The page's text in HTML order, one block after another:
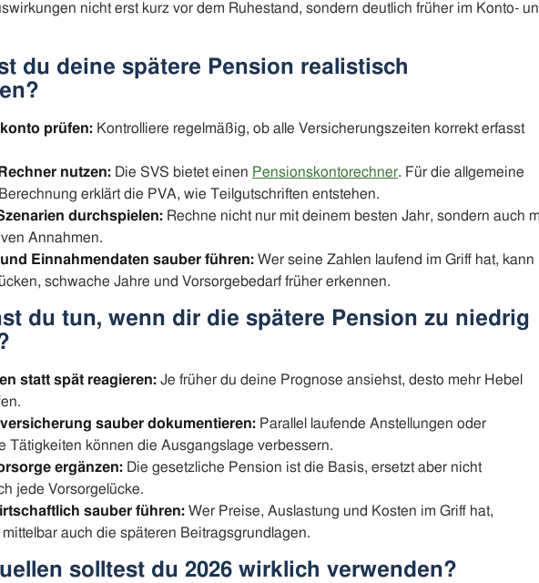
nicht erst kurz vor dem Ruhestand, sondern deutlich früher im Konto-
du deine spätere Pension realistisch
prüfen: Kontrolliere regelmäßig, ob alle Versicherungszeiten korrekt erfasst
nutzen: Die SVS bietet einen Pensionskontorechner. Für die allgemeine
erklärt die PVA, wie Teilgutschriften entstehen.
durchspielen: Rechne nicht nur mit deinem besten Jahr, sondern auch
Annahmen.
Einnahmendaten sauber führen: Wer seine Zahlen laufend im Griff hat, kann
schwache Jahre und Vorsorgebedarf früher erkennen.
du tun, wenn dir die spätere Pension zu niedrig
statt spät reagieren: Je früher du deine Prognose ansiehst, desto mehr Hebel
sauber dokumentieren: Parallel laufende Anstellungen oder
Tätigkeiten können die Ausgangslage verbessern.
ergänzen: Die gesetzliche Pension ist die Basis, ersetzt aber nicht
jede Vorsorgelücke.
sauber führen: Wer Preise, Auslastung und Kosten im Griff hat,
auch die späteren Beitragsgrundlagen.
solltest du 2026 wirklich verwenden?